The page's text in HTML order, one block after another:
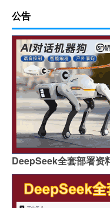
公告
DeepSeek全套部署资